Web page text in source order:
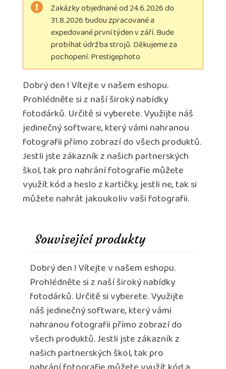
Zakázky objednané od 24.6.2026 do
31.8.2026 budou zpracované a
expedované první týden v září. Bude
probíhat údržba strojů. Děkujeme za
pochopení. Prestigephoto
Dobrý den ! Vítejte v našem eshopu.
Prohlédněte si z naší široký nabídky
fotodárků. Určitě si vyberete. Využijte náš
jedinečný software, který vámi nahranou
fotografii přímo zobrazí do všech produktů.
Jestli jste zákazník z našich partnerských
škol, tak pro nahrání fotografie můžete
využít kód a heslo z kartičky, jestli ne, tak si
můžete nahrát jakoukoliv vaši fotografii.
Související produkty
Dobrý den ! Vítejte v našem eshopu.
Prohlédněte si z naší široký nabídky
fotodárků. Určitě si vyberete. Využijte
náš jedinečný software, který vámi
nahranou fotografii přímo zobrazí do
všech produktů. Jestli jste zákazník z
našich partnerských škol, tak pro